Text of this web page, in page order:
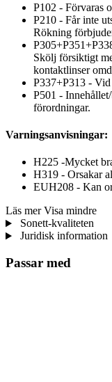
P102 - Förvaras
P210 - Får inte
Rökning
Skölj försiktigt
kontaktlinser
P337+P313 -
P501 -
förordningar.
Varningsanvisningar:
H225 -Mycket
H319 - Orsakar
EUH208 - Kan
Läs mer Visa mindre
Sonett-kvaliteten
Juridisk information
Passar med